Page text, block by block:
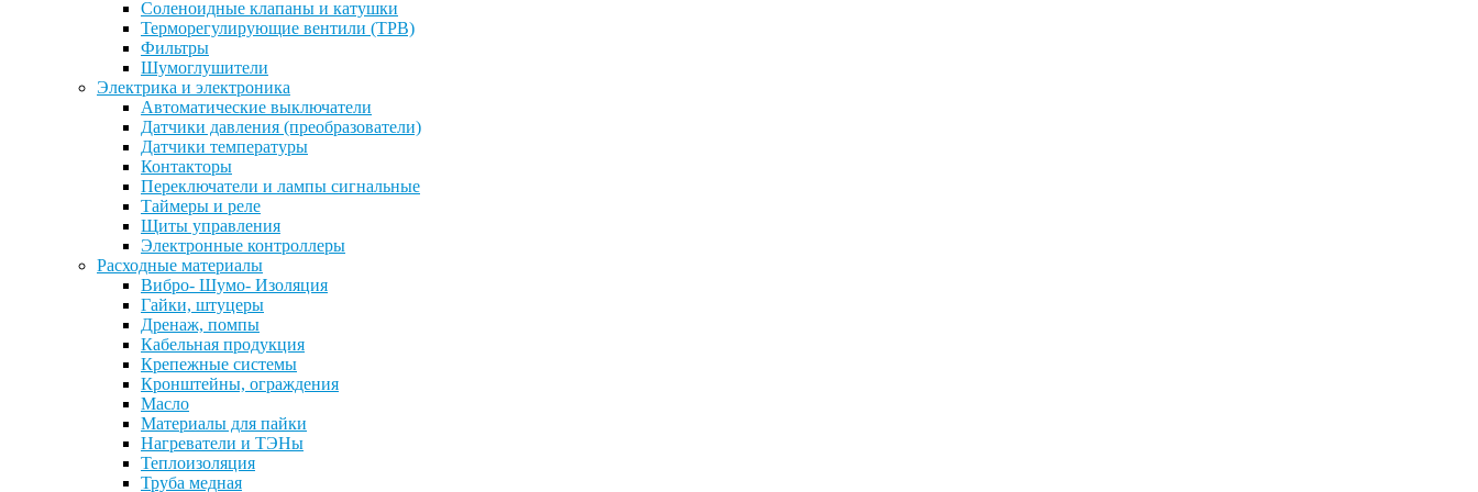
Соленоидные клапаны и катушки
Терморегулирующие вентили (ТРВ)
Фильтры
Шумоглушители
Электрика и электроника
Автоматические выключатели
Датчики давления (преобразователи)
Датчики температуры
Контакторы
Переключатели и лампы сигнальные
Таймеры и реле
Щиты управления
Электронные контроллеры
Расходные материалы
Вибро- Шумо- Изоляция
Гайки, штуцеры
Дренаж, помпы
Кабельная продукция
Крепежные системы
Кронштейны, ограждения
Масло
Материалы для пайки
Нагреватели и ТЭНы
Теплоизоляция
Труба медная